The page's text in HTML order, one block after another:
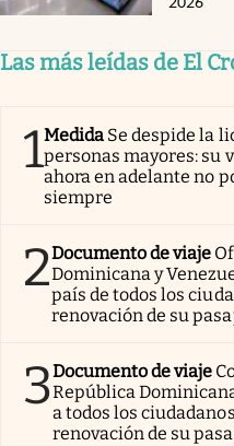
Las más leídas de El
1Medida Se despide la
personas mayores: su
ahora en adelante no
siempre
2Documento de viaje
Dominicana y
país de todos los
renovación de su
3Documento de viaje
República
a todos los
renovación de su